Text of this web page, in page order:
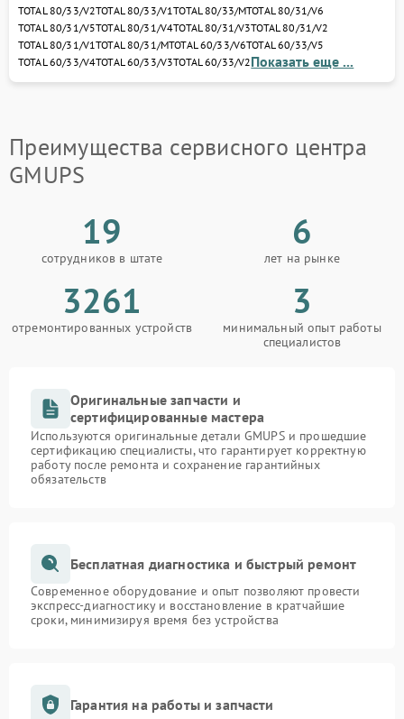
по адресу: ул. Чаянова 18. Мы проведём
диагностику, устраним неисправности и
восстановим ваш ИБП или стабилизатор с
гарантией качества.
TOTAL 80/33/V2TOTAL 80/33/V1TOTAL 80/33/MTOTAL 80/31/V6
TOTAL 80/31/V5TOTAL 80/31/V4TOTAL 80/31/V3TOTAL 80/31/V2
TOTAL 80/31/V1TOTAL 80/31/MTOTAL 60/33/V6TOTAL 60/33/V5
TOTAL 60/33/V4TOTAL 60/33/V3TOTAL 60/33/V2Показать еще ...
Преимущества сервисного центра
GMUPS
19
сотрудников в штате
6
лет на рынке
3261
отремонтированных устройств
3
минимальный опыт работы
специалистов
Оригинальные запчасти и
сертифицированные мастера
Используются оригинальные детали GMUPS и прошедшие
сертификацию специалисты, что гарантирует корректную
работу после ремонта и сохранение гарантийных
обязательств
Бесплатная диагностика и быстрый ремонт
Современное оборудование и опыт позволяют провести
экспресс-диагностику и восстановление в кратчайшие
сроки, минимизируя время без устройства
Гарантия на работы и запчасти